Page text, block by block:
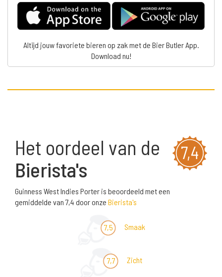
Altijd jouw favoriete bieren op zak met de Bier Butler App.
Download nu!
7,4
Het oordeel van de
Bierista's
Guinness West Indies Porter is beoordeeld met een
gemiddelde van 7,4 door onze Bierista's
7,5 Smaak
7,7 Zicht